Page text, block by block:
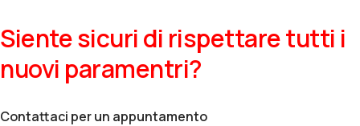
Siente sicuri di rispettare tutti i
nuovi paramentri?
Contattaci per un appuntamento